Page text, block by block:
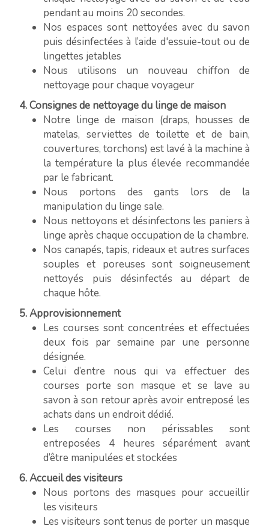
pendant au moins 20 secondes.
Nos espaces sont nettoyées avec du savon
puis désinfectées à l’aide d'essuie-tout ou de
lingettes jetables
Nous utilisons un nouveau chiffon de
nettoyage pour chaque voyageur
4. Consignes de nettoyage du linge de maison
Notre linge de maison (draps, housses de
matelas, serviettes de toilette et de bain,
couvertures, torchons) est lavé à la machine à
la température la plus élevée recommandée
par le fabricant.
Nous portons des gants lors de la
manipulation du linge sale.
Nous nettoyons et désinfectons les paniers à
linge après chaque occupation de la chambre.
Nos canapés, tapis, rideaux et autres surfaces
souples et poreuses sont soigneusement
nettoyés puis désinfectés au départ de
chaque hôte.
5. Approvisionnement
Les courses sont concentrées et effectuées
deux fois par semaine par une personne
désignée.
Celui d’entre nous qui va effectuer des
courses porte son masque et se lave au
savon à son retour après avoir entreposé les
achats dans un endroit dédié.
Les courses non périssables sont
entreposées 4 heures séparément avant
d’être manipulées et stockées
6. Accueil des visiteurs
Nous portons des masques pour accueillir
les visiteurs
Les visiteurs sont tenus de porter un masque